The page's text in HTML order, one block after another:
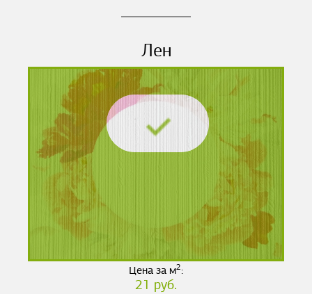
Лен
Цена за м2:
21 руб.